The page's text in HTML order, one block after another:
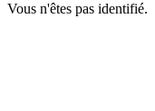
Vous n'êtes pas identifié.